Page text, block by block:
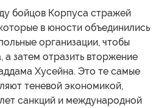
бойцов Корпуса стражей
в юности объединились
организации, чтобы
а затем отразить вторжение
Хусейна. Это те самые
теневой экономикой,
санкций и международной